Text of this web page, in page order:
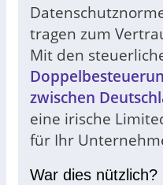
tragen zum
Mit den
zwischen
eine irische
für Ihr
War dies nützlich?